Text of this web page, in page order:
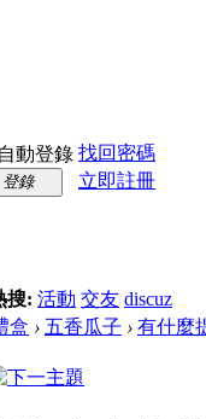
自動登錄 找回密碼
登錄
立即註冊
搜: 活動 交友 discuz
盒 › 五香瓜子 › 有什麼